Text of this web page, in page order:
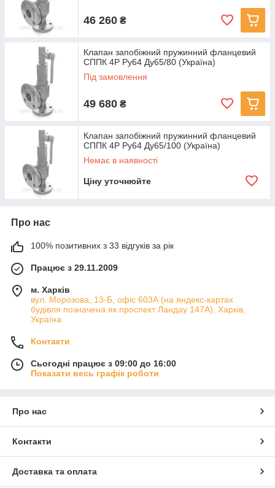
46 260 ₴
Клапан запобіжний пружинний фланцевий
СППК 4Р Ру64 Ду65/80 (Україна)
Під замовлення
49 680 ₴
Клапан запобіжний пружинний фланцевий
СППК 4Р Ру64 Ду65/100 (Україна)
Немає в наявності
Ціну уточнюйте
Про нас
100% позитивних з 33 відгуків за рік
Працює з 29.11.2009
м. Харків
вул. Морозова, 13-Б, офіс 603А (на яндекс-картах
будівля позначена як проспект Ландау 147А), Харків,
Україна
Контакти
Сьогодні працює з 09:00 до 16:00
Показати весь графік роботи
Про нас
Контакти
Доставка та оплата